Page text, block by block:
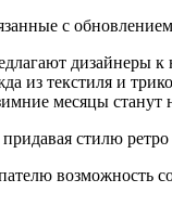
с
из текстиля и
месяцы
стилю
возможность